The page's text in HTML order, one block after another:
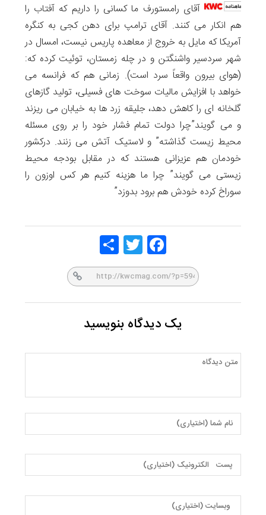
آقای رامستورف ما کسانی را داریم که آفتاب را
هم انکار می کنند. آقای ترامپ برای دهن کجی به کنگره
آمریکا که مایل به خروج از معاهده پاریس نیست، امسال در
شهر سردسیر واشنگتن و در چله زمستان، توئیت کرده که:
(هوای بیرون واقعاً سرد است). زمانی هم که فرانسه می
خواهد با افزایش مالیات سوخت های فسیلی، تولید گازهای
گلخانه ای را کاهش دهد، جلیقه زرد ها به خیابان می ریزند
و می گویند”چرا دولت تمام فشار خود را بر روی مسئله
محیط زیست گذاشته” و لاستیک آتش می زنند. درکشور
خودمان هم عزیزانی هستند که در مقابل بودجه محیط
زیستی می گویند” چرا ما هزینه کنیم هر کس اوزون را
سوراخ کرده خودش هم برود بدوزد”
Face
Twitt
یک دیدگاه بنویسید